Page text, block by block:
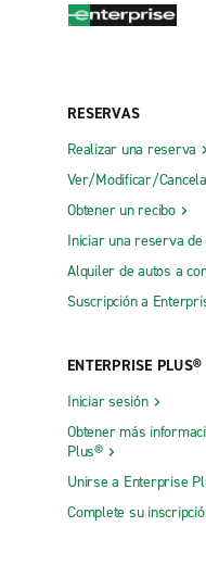
RESERVAS
Realizar una reserva
Ver/Modificar/
Obtener un recibo
Iniciar una reserva de
Alquiler de autos a
Suscripción a
ENTERPRISE PLUS®
Iniciar sesión
Obtener más
Plus®
Unirse a Enterprise
Complete su